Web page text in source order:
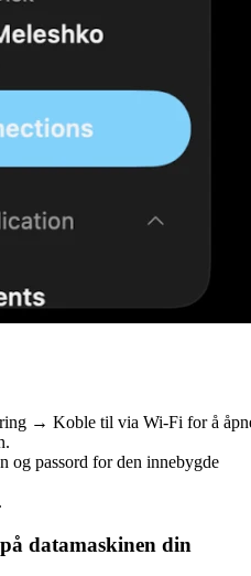
→ Koble til via Wi-Fi for å
og passord for den innebygde
datamaskinen din